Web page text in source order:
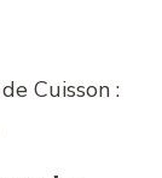
Cuisson :